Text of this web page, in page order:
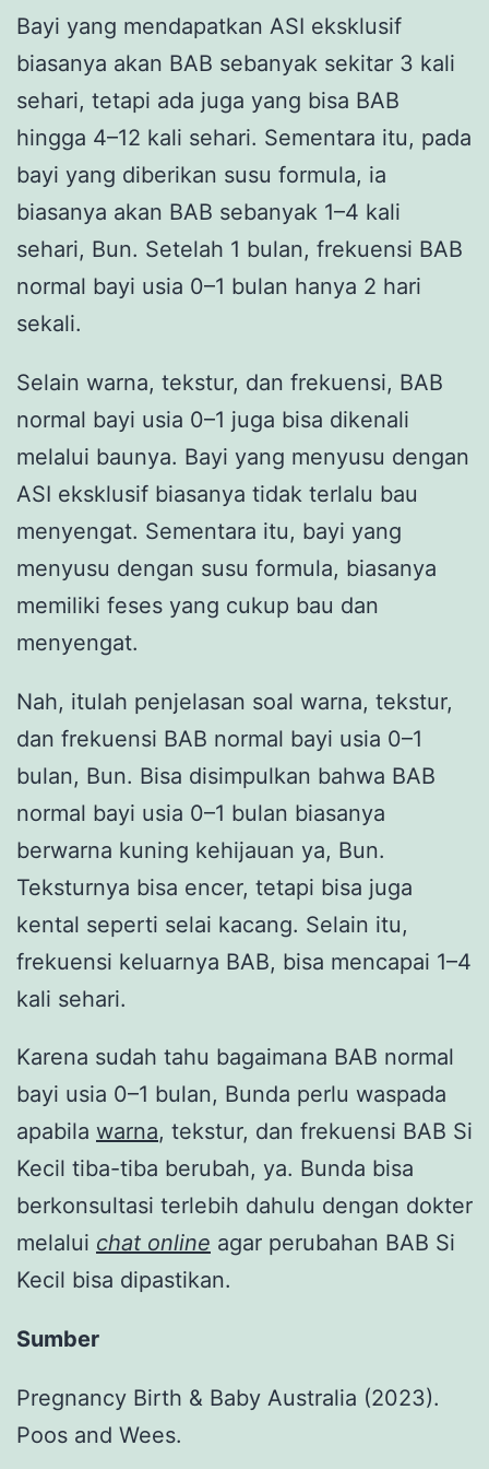
Bayi yang mendapatkan ASI eksklusif
biasanya akan BAB sebanyak sekitar 3 kali
sehari, tetapi ada juga yang bisa BAB
hingga 4–12 kali sehari. Sementara itu, pada
bayi yang diberikan susu formula, ia
biasanya akan BAB sebanyak 1–4 kali
sehari, Bun. Setelah 1 bulan, frekuensi BAB
normal bayi usia 0–1 bulan hanya 2 hari
sekali.
Selain warna, tekstur, dan frekuensi, BAB
normal bayi usia 0–1 juga bisa dikenali
melalui baunya. Bayi yang menyusu dengan
ASI eksklusif biasanya tidak terlalu bau
menyengat. Sementara itu, bayi yang
menyusu dengan susu formula, biasanya
memiliki feses yang cukup bau dan
menyengat.
Nah, itulah penjelasan soal warna, tekstur,
dan frekuensi BAB normal bayi usia 0–1
bulan, Bun. Bisa disimpulkan bahwa BAB
normal bayi usia 0–1 bulan biasanya
berwarna kuning kehijauan ya, Bun.
Teksturnya bisa encer, tetapi bisa juga
kental seperti selai kacang. Selain itu,
frekuensi keluarnya BAB, bisa mencapai 1–4
kali sehari.
Karena sudah tahu bagaimana BAB normal
bayi usia 0–1 bulan, Bunda perlu waspada
apabila warna, tekstur, dan frekuensi BAB Si
Kecil tiba-tiba berubah, ya. Bunda bisa
berkonsultasi terlebih dahulu dengan dokter
melalui chat online agar perubahan BAB Si
Kecil bisa dipastikan.
Sumber
Pregnancy Birth & Baby Australia (2023).
Poos and Wees.